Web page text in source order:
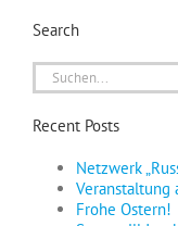
Search
Suche
nach:
Recent Posts
Netzwerk
Veranstaltung
Frohe Ostern!